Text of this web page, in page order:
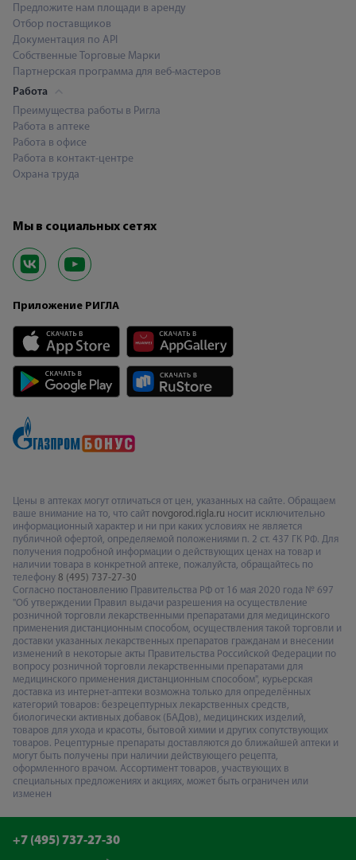
Предложите нам площади в аренду
Отбор поставщиков
Документация по API
Собственные Торговые Марки
Партнерская программа для веб-мастеров
Работа
Преимущества работы в Ригла
Работа в аптеке
Работа в офисе
Работа в контакт-центре
Охрана труда
Мы в социальных сетях
Приложение РИГЛА
Цены в аптеках могут отличаться от цен, указанных на сайте. Обращаем
ваше внимание на то, что сайт novgorod.rigla.ru носит исключительно
информационный характер и ни при каких условиях не является
публичной офертой, определяемой положениями п. 2 ст. 437 ГК РФ. Для
получения подробной информации о действующих ценах на товар и
наличии товара в конкретной аптеке, пожалуйста, обращайтесь по
телефону 8 (495) 737-27-30
Согласно постановлению Правительства РФ от 16 мая 2020 года № 697
"Об утверждении Правил выдачи разрешения на осуществление
розничной торговли лекарственными препаратами для медицинского
применения дистанционным способом, осуществления такой торговли и
доставки указанных лекарственных препаратов гражданам и внесении
изменений в некоторые акты Правительства Российской Федерации по
вопросу розничной торговли лекарственными препаратами для
медицинского применения дистанционным способом", курьерская
доставка из интернет-аптеки возможна только для определённых
категорий товаров: безрецептурных лекарственных средств,
биологически активных добавок (БАДов), медицинских изделий,
товаров для ухода и красоты, бытовой химии и других сопутствующих
товаров. Рецептурные препараты доставляются до ближайшей аптеки и
могут быть получены при наличии действующего рецепта,
оформленного врачом. Ассортимент товаров, участвующих в
специальных предложениях и акциях, может быть ограничен или
изменен
+7 (495) 737-27-30